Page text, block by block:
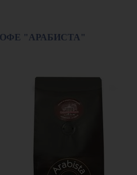
"АРАБИСТА"